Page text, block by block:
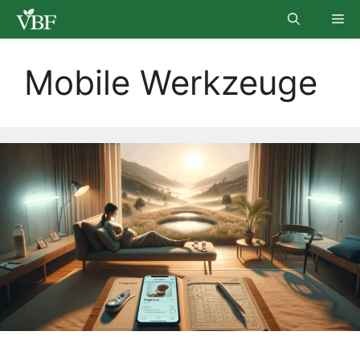
Skip
Mobile Werkzeuge